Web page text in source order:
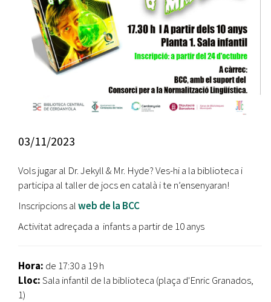
03/11/2023
Vols jugar al Dr. Jekyll & Mr. Hyde? Ves-hi a la biblioteca i
participa al taller de jocs en català i te n’ensenyaran!
Inscripcions alweb de la BCC
Activitat adreçada a infants a partir de 10 anys
Hora: de 17:30 a 19 h
Lloc:Sala infantil de la biblioteca (plaça d'Enric Granados,
1)